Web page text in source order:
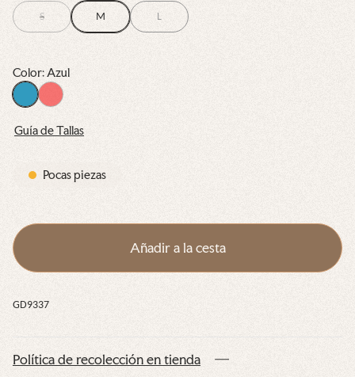
c
i
n
o
m
S M L
Color:Azul
A
u
R
j
Guía de Tallas
Pocas piezas
Añadir a la cesta
GD9337
Política de recolección en tienda